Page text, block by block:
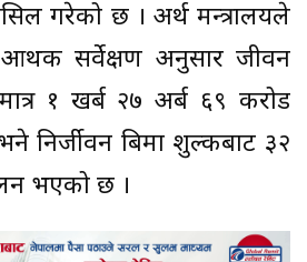
गरेको छ । अर्थ मन्त्रालयले
सर्वेक्षण अनुसार जीवन
१ खर्ब २७ अर्ब ६९ करोड
बिमा शुल्कबाट ३२
भएको छ ।